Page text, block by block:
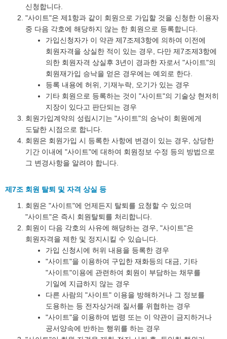
신청합니다.
"사이트"은 제1항과 같이 회원으로 가입할 것을 신청한 이용자
중 다음 각호에 해당하지 않는 한 회원으로 등록합니다.
가입신청자가 이 약관 제7조제3항에 의하여 이전에
회원자격을 상실한 적이 있는 경우, 다만 제7조제3항에
의한 회원자격 상실후 3년이 경과한 자로서 "사이트"의
회원재가입 승낙을 얻은 경우에는 예외로 한다.
등록 내용에 허위, 기재누락, 오기가 있는 경우
기타 회원으로 등록하는 것이 "사이트"의 기술상 현저히
지장이 있다고 판단되는 경우
회원가입계약의 성립시기는 "사이트"의 승낙이 회원에게
도달한 시점으로 합니다.
회원은 회원가입 시 등록한 사항에 변경이 있는 경우, 상당한
기간 이내에 "사이트"에 대하여 회원정보 수정 등의 방법으로
그 변경사항을 알려야 합니다.
제7조 회원 탈퇴 및 자격 상실 등
회원은 "사이트"에 언제든지 탈퇴를 요청할 수 있으며
"사이트"은 즉시 회원탈퇴를 처리합니다.
회원이 다음 각호의 사유에 해당하는 경우, "사이트"은
회원자격을 제한 및 정지시킬 수 있습니다.
가입 신청시에 허위 내용을 등록한 경우
"사이트"을 이용하여 구입한 재화등의 대금, 기타
"사이트"이용에 관련하여 회원이 부담하는 채무를
기일에 지급하지 않는 경우
다른 사람의 "사이트" 이용을 방해하거나 그 정보를
도용하는 등 전자상거래 질서를 위협하는 경우
"사이트"을 이용하여 법령 또는 이 약관이 금지하거나
공서양속에 반하는 행위를 하는 경우